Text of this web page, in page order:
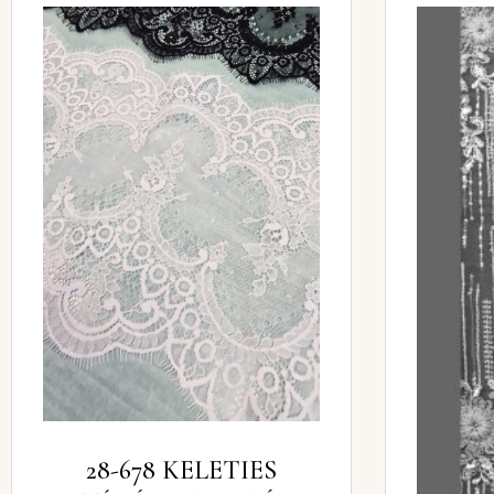
28-678 KELETIES